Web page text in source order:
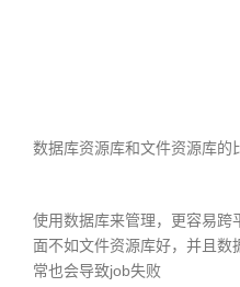
数据库资源库和文件资源库的
使用数据库来管理，更容易跨
面不如文件资源库好，并且数
常也会导致job失败